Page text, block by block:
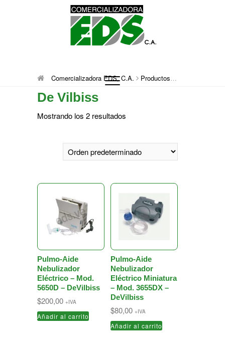
Comercializadora
EDS, C.A.
QUIRÚRGICO DESCARTABLE
Comercializadora EDS, C.A. Productos
De Vilbiss
Mostrando los 2 resultados
Pulmo-Aide
Nebulizador
Eléctrico – Mod.
5650D – DeVilbiss
$200,00 +IVA
Añadir al carrito
Pulmo-Aide
Nebulizador
Eléctrico Miniatura
– Mod. 3655DX –
DeVilbiss
$80,00 +IVA
Añadir al carrito